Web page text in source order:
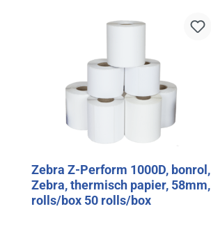
Zebra Z-Perform 1000D, bonrol,
Zebra, thermisch papier, 58mm,
rolls/box 50 rolls/box